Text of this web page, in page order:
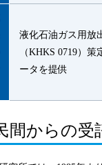
液化石油ガス用放
（KHKS 0719）
ータを提供
間からの受